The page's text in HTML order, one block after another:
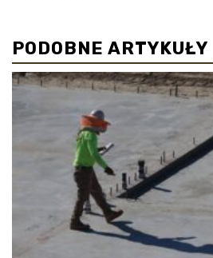
PODOBNE ARTYKUŁY